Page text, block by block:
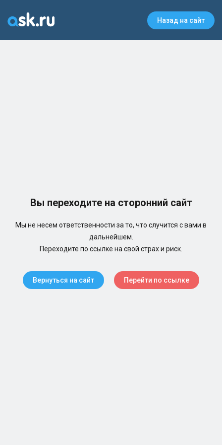
Назад на сайт
Вы переходите на сторонний сайт
Мы не несем ответственности за то, что случится с вами в
дальнейшем.
Переходите по ссылке на свой страх и риск.
Вернуться на сайт Перейти по ссылке